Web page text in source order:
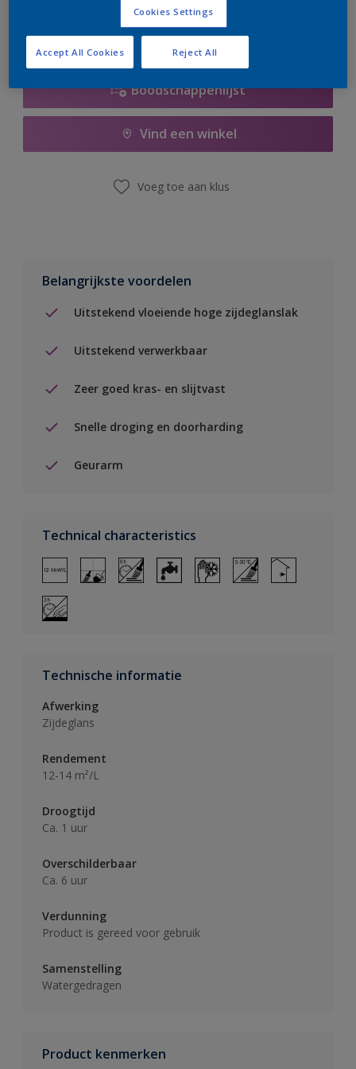
Boodschappenlijst
Vind een winkel
Voeg toe aan klus
Belangrijkste voordelen
Uitstekend vloeiende hoge zijdeglanslak
Uitstekend verwerkbaar
Zeer goed kras- en slijtvast
Snelle droging en doorharding
Geurarm
Technical characteristics
Technische informatie
Afwerking
Zijdeglans
Rendement
12-14 m²/L
Droogtijd
Ca. 1 uur
Overschilderbaar
Ca. 6 uur
Verdunning
Product is gereed voor gebruik
Samenstelling
Watergedragen
Product kenmerken
Cookies Settings
Reject All
Accept All Cookies